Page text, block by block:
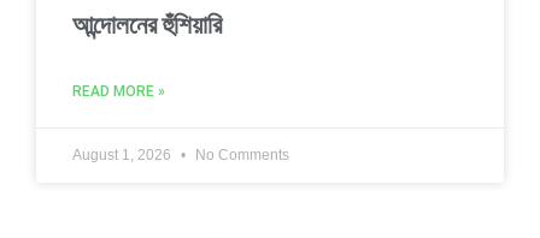
আন্দোলনের হুঁশিয়ারি
READ MORE »
August 1, 2026 No Comments